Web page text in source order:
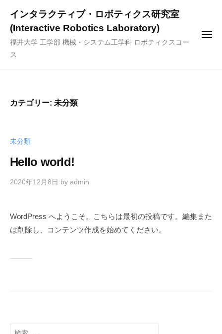
インタラクティブ・ロボティクス研究室
(Interactive Robotics Laboratory)
福井大学 工学部 機械・システム工学科 ロボティクスコー
ス
メ
カテゴリー: 未分類
未分類
Hello world!
2020年12月8日 by admin
WordPress へようこそ。こちらは最初の投稿です。編集また
は削除し、コンテンツ作成を始めてください。
検